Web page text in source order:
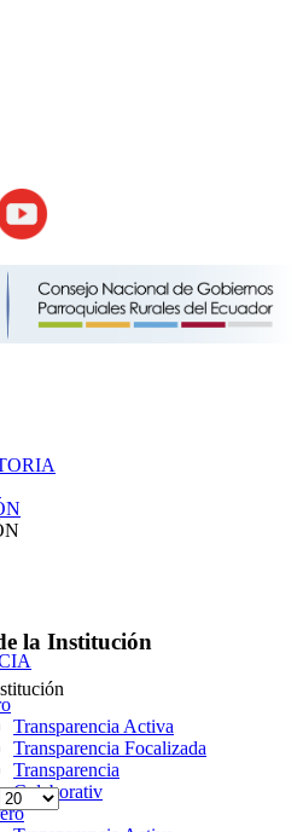
Transparencia Activa
Transparencia Focalizada
Transparencia
Colaborativ
la Institución